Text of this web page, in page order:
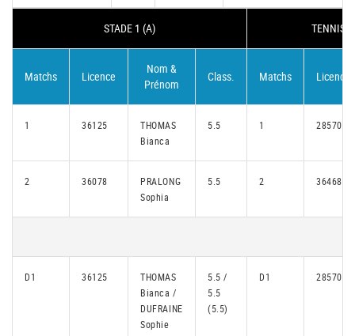
STADE 1 (A) TENNIS
Matchs Licence
Nom &
Prénom
Class. Matchs Licence
1 36125
THOMAS
Bianca
5.5 1 28570
2 36078
PRALONG
Sophia
5.5 2 36468
D1 36125
THOMAS
Bianca /
DUFRAINE
Sophie
5.5 /
5.5
(5.5)
D1 28570